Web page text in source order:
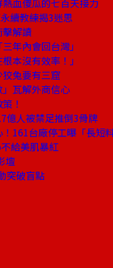
血傻瓜的七百天接力
續教練揭3迷思
解讀
年內會回台灣」
本沒有效率！」
兔要有三窟
瓦解外商信心
！
人被禁足推倒3骨牌
161台廠停工曝「長短
給美肌暴紅
壇
突破盲點